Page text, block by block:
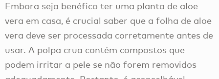
Embora seja benéfico ter uma planta de aloe
vera em casa, é crucial saber que a folha de aloe
vera deve ser processada corretamente antes de
usar. A polpa crua contém compostos que
podem irritar a pele se não forem removidos